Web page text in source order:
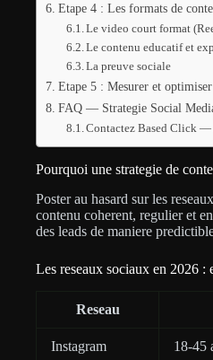
Etape 4 : Les formats de
Le video court format
Le contenu educatif et
La preuve sociale
Etape 5 : Mesurer et optimiser
FAQ — Strategie Social
Contactez Based Click
Pourquoi une strategie de
Poster au hasard sur les
contenu coherent, regulier et
des leads de maniere
Les reseaux sociaux en 2026 :
Reseau
Instagram 18-45